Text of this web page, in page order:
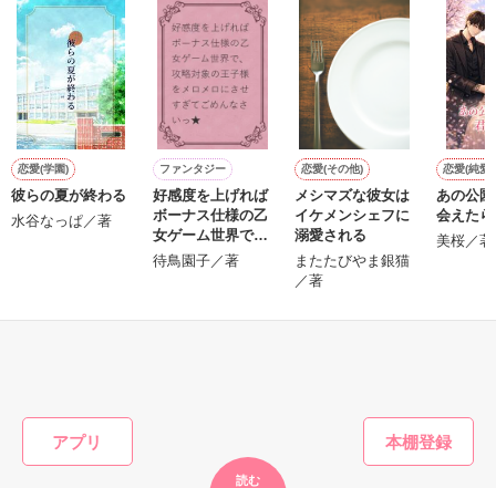
アプリ
読む
私は藤くんが大好きなんです。
読者数378名100万PV突破(2015.05.12)
読者数668名200万PV突破(2015.06.18)
読者数819名300万PV突破(2015.07.30)
読者数960名400万PV突破(2015.09.06)
読者数1104名500万PV突破(2015.11.09)
読者数1280名600万PV突破(2016.02.22)
読者数1434名700万PV突破(2016.04.20)
読者数1585名800万PV突破(2016.09.27)
読者数1966名1000万PV突破(2017.08.17)
コメディ
最高1位
考えられない、
実柚々の初作品！！
コメディなのか
童話なのか・・・
はたまた
恋愛なのか・・・
どうぞ、
ご覧ください(^O^)
不思議な世界に
にやけっちゃってくださいなっ♪
恋愛(学園)
彼らの夏が終わる
水谷なっぱ／著
ファンタジー
好感度を上げれば
ボーナス仕様の乙
女ゲーム世界で、
攻略対象の王子様
待鳥園子／著
恋愛(その他)
メシマズな彼女は
イケメンシェフに
溺愛される
またたびやま銀猫
／著
恋愛(純愛)
あの公
会えたら
美桜／著